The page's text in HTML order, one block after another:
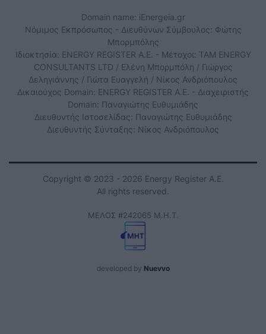
Domain name: iEnergeia.gr
Νόμιμος Εκπρόσωπος - Διευθύνων Σύμβουλος: Φώτης
Μπορμπόλης
Ιδιοκτησία: ENERGY REGISTER Α.Ε. - Μέτοχοι: TAM ENERGY
CONSULTANTS LTD / Ελένη Μπορμπόλη / Γιώργος
Δεληγιάννης / Γιώτα Ευαγγελή / Νίκος Ανδριόπουλος
Δικαιούχος Domain: ENERGY REGISTER Α.Ε. - Διαχειριστής
Domain: Παναγιώτης Ευθυμιάδης
Διευθυντής Ιστοσελίδας: Παναγιώτης Ευθυμιάδης
Διευθυντής Σύνταξης: Νίκος Ανδριόπουλος
Copyright © 2023 - 2026 Energy Register Α.Ε.
All rights reserved.
ΜΕΛΟΣ #242065 Μ.Η.Τ.
developed by Nuevvo